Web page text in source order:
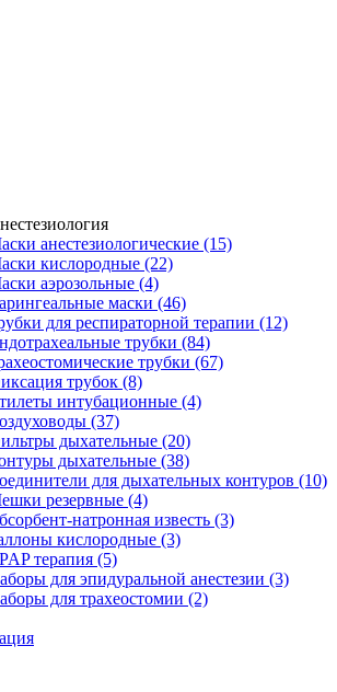
анестезиологические (15)
кислородные (22)
аэрозольные (4)
маски (46)
для респираторной терапии (12)
трубки (84)
трубки (67)
трубок (8)
интубационные (4)
(37)
дыхательные (20)
дыхательные (38)
для дыхательных контуров (10)
резервные (4)
натронная известь (3)
кислородные (3)
терапия (5)
для эпидуральной анестезии (3)
для трахеостомии (2)